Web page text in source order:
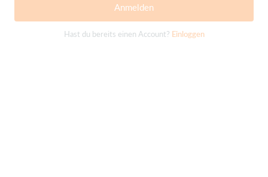
Anmelden
Hast du bereits einen Account? Einloggen